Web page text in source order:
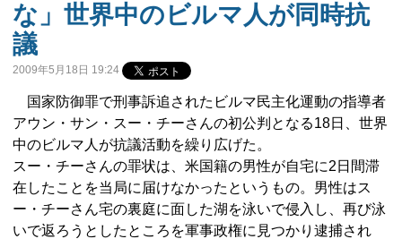
な」世界中のビルマ人が同時抗
議
2009年5月18日 19:24
国家防御罪で刑事訴追されたビルマ民主化運動の指導者
アウン・サン・スー・チーさんの初公判となる18日、世界
中のビルマ人が抗議活動を繰り広げた。
スー・チーさんの罪状は、米国籍の男性が自宅に2日間滞
在したことを当局に届けなかったというもの。男性はス
ー・チーさん宅の裏庭に面した湖を泳いで侵入し、再び泳
いで返ろうとしたところを軍事政権に見つかり逮捕され